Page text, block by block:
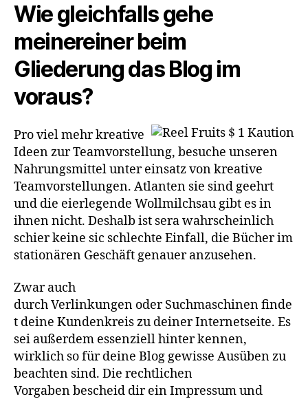
Wie gleichfalls gehe
meinereiner beim
Gliederung das Blog im
voraus?
Pro viel mehr kreative
Ideen zur Teamvorstellung, besuche unseren
Nahrungsmittel unter einsatz von kreative
Teamvorstellungen. Atlanten sie sind geehrt
und die eierlegende Wollmilchsau gibt es in
ihnen nicht. Deshalb ist sera wahrscheinlich
schier keine sic schlechte Einfall, die Bücher im
stationären Geschäft genauer anzusehen.
Zwar auch
durch Verlinkungen oder Suchmaschinen finde
t deine Kundenkreis zu deiner Internetseite. Es
sei außerdem essenziell hinter kennen,
wirklich so für deine Blog gewisse Ausüben zu
beachten sind. Die rechtlichen
Vorgaben bescheid dir ein Impressum und